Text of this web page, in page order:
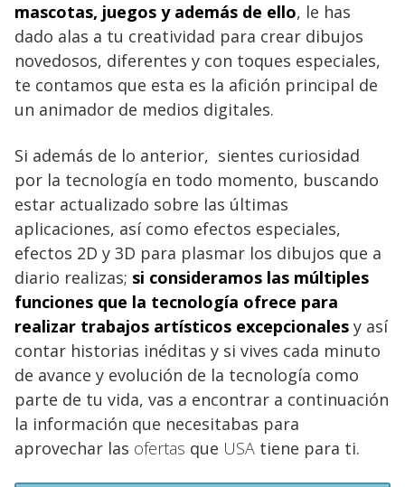
mascotas, juegos y además de ello, le has
dado alas a tu creatividad para crear dibujos
novedosos, diferentes y con toques especiales,
te contamos que esta es la afición principal de
un animador de medios digitales.
Si además de lo anterior, sientes curiosidad
por la tecnología en todo momento, buscando
estar actualizado sobre las últimas
aplicaciones, así como efectos especiales,
efectos 2D y 3D para plasmar los dibujos que a
diario realizas; si consideramos las múltiples
funciones que la tecnología ofrece para
realizar trabajos artísticos excepcionales y así
contar historias inéditas y si vives cada minuto
de avance y evolución de la tecnología como
parte de tu vida, vas a encontrar a continuación
la información que necesitabas para
aprovechar las ofertas que USA tiene para ti.